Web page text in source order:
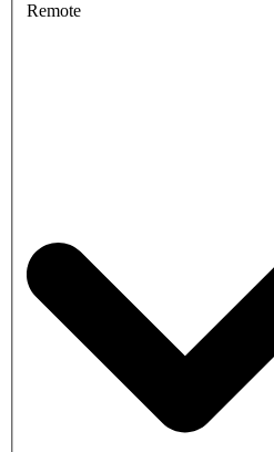
Remote